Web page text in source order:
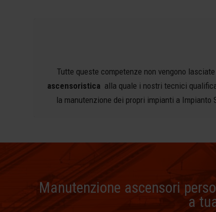
Tutte queste competenze non vengono
ascensoristica alla quale i nostri tecnici
la manutenzione dei propri impianti a
Manutenzione ascensori
a